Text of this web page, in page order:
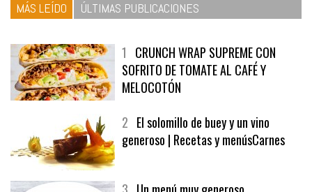
1CRUNCH WRAP SUPREME CON
SOFRITO DE TOMATE AL CAFÉ Y
MELOCOTÓN
2El solomillo de buey y un vino